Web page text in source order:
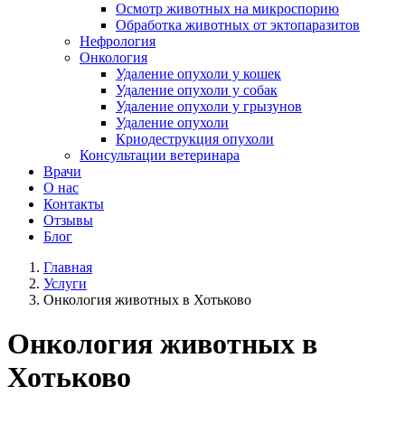
Осмотр животных на микроспорию
Обработка животных от эктопаразитов
Нефрология
Онкология
Удаление опухоли у кошек
Удаление опухоли у собак
Удаление опухоли у грызунов
Удаление опухоли
Криодеструкция опухоли
Консультации ветеринара
Врачи
О нас
Контакты
Отзывы
Блог
Главная
Услуги
Онкология животных в Хотьково
Онкология животных в
Хотьково